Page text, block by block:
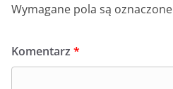
Wymagane pola są oznaczone
Komentarz *